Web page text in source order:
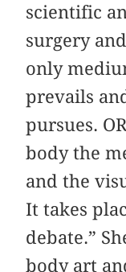
scientific
surgery
only
prevails
pursues.
body the
and the
It takes
debate.”
body art